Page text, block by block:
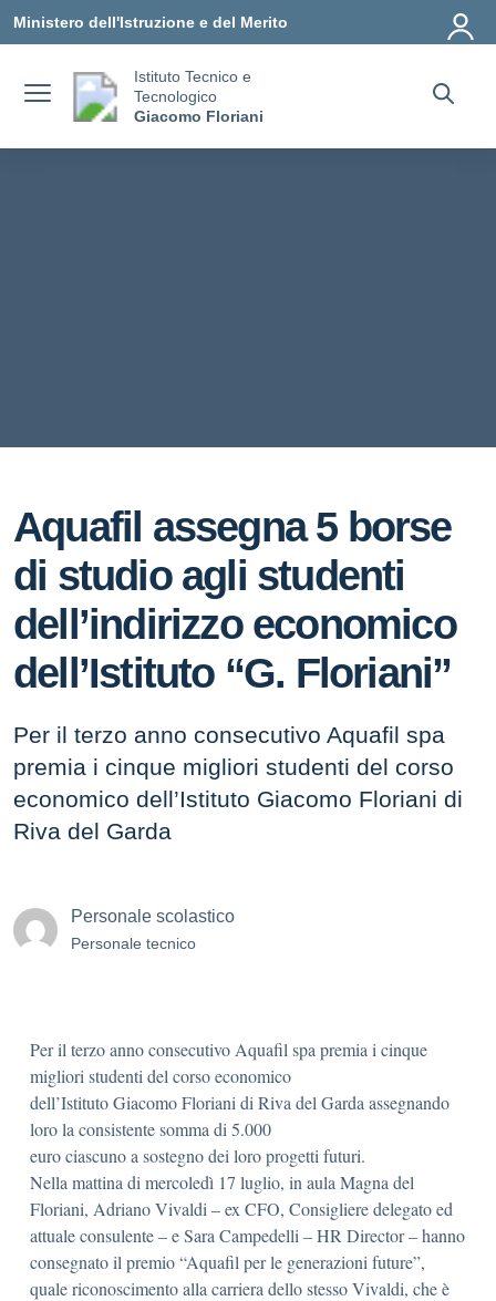
Ministero dell'Istruzione e del Merito
Istituto Tecnico e
Tecnologico
Giacomo Floriani
Aquafil assegna 5 borse
di studio agli studenti
dell’indirizzo economico
dell’Istituto “G. Floriani”
Per il terzo anno consecutivo Aquafil spa
premia i cinque migliori studenti del corso
economico dell’Istituto Giacomo Floriani di
Riva del Garda
Personale scolastico
Personale tecnico
Per il terzo anno consecutivo Aquafil spa premia i cinque
migliori studenti del corso economico
dell’Istituto Giacomo Floriani di Riva del Garda assegnando
loro la consistente somma di 5.000
euro ciascuno a sostegno dei loro progetti futuri.
Nella mattina di mercoledì 17 luglio, in aula Magna del
Floriani, Adriano Vivaldi – ex CFO, Consigliere delegato ed
attuale consulente – e Sara Campedelli – HR Director – hanno
consegnato il premio “Aquafil per le generazioni future”,
quale riconoscimento alla carriera dello stesso Vivaldi, che è